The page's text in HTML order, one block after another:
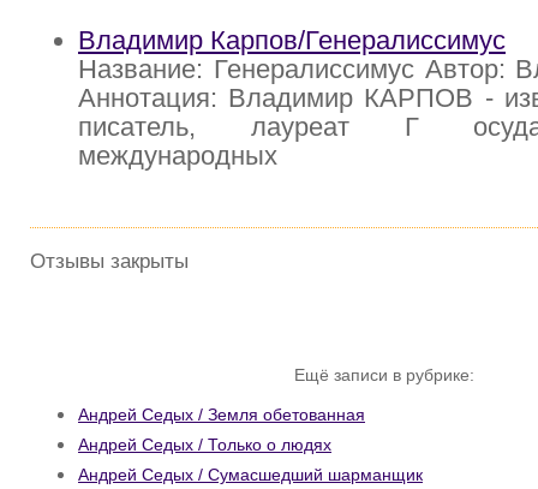
Владимир Карпов/Генералиссимус
Название: Генералиссимус Автор:
Аннотация: Владимир КАРПОВ -
писатель, лауреат Г
международных
Отзывы закрыты
Ещё записи в рубрике:
Андрей Седых / Земля обетованная
Андрей Седых / Только о людях
Андрей Седых / Сумасшедший шарманщик